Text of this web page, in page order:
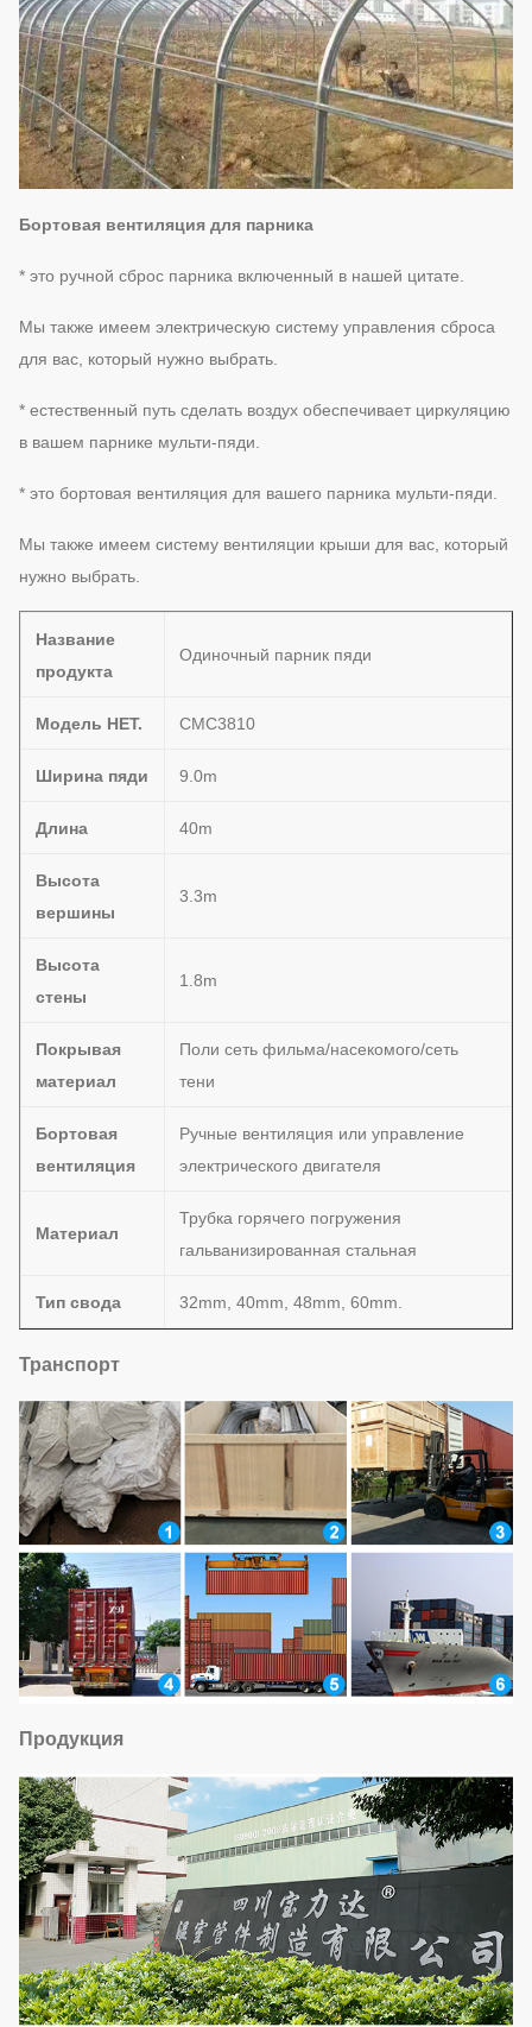
Бортовая вентиляция для парника
* это ручной сброс парника включенный в нашей цитате.
Мы также имеем электрическую систему управления сброса
для вас, который нужно выбрать.
* естественный путь сделать воздух обеспечивает циркуляцию
в вашем парнике мульти-пяди.
* это бортовая вентиляция для вашего парника мульти-пяди.
Мы также имеем систему вентиляции крыши для вас, который
нужно выбрать.
Название
продукта
Одиночный парник пяди
Модель НЕТ. CMC3810
Ширина пяди 9.0m
Длина 40m
Высота
вершины
3.3m
Высота
стены
1.8m
Покрывая
материал
Поли сеть фильма/насекомого/сеть
тени
Бортовая
вентиляция
Ручные вентиляция или управление
электрического двигателя
Материал
Трубка горячего погружения
гальванизированная стальная
Тип свода 32mm, 40mm, 48mm, 60mm.
Транспорт
Продукция